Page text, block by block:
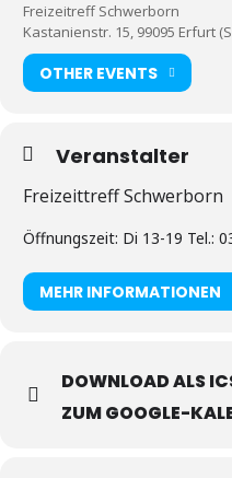
Freizeitreff Schwerborn
Kastanienstr. 15, 99095 Erfurt
OTHER EVENTS
Veranstalter
Freizeittreff Schwerborn
Öffnungszeit: Di 13-19 Tel.:
MEHR INFORMATIONEN
DOWNLOAD ALS
ZUM GOOGLE-